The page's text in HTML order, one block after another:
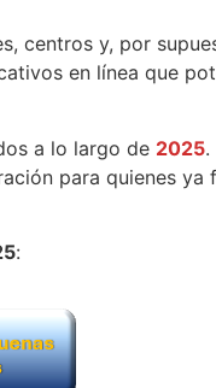
centros y, por
en línea que
a lo largo de 2025.
para quienes ya
: